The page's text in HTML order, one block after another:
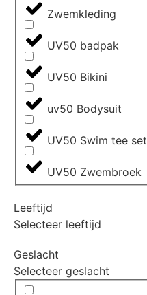
Zwemkleding
UV50 badpak
UV50 Bikini
uv50 Bodysuit
UV50 Swim tee set
UV50 Zwembroek
Leeftijd
Selecteer leeftijd
Geslacht
Selecteer geslacht